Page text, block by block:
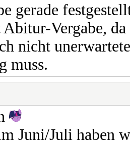
gerade
Abitur-Vergabe,
nicht
muss.
Juni/Juli haben